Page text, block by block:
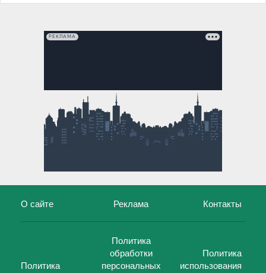
РЕКЛАМА
О сайте Реклама Контакты
Политика
Политика
обработки
персональных
Политика
использования